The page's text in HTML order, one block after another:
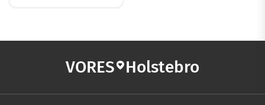
VORES Holstebro